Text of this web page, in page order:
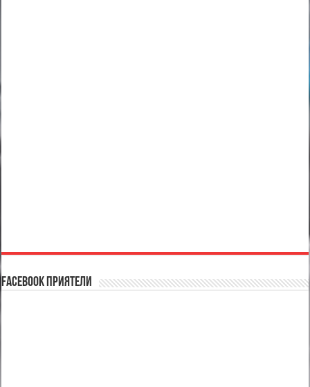
Facebook Приятели